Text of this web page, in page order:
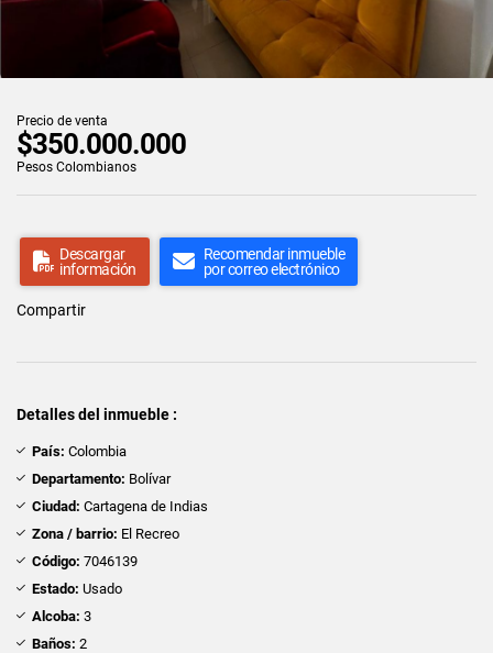
Precio de venta
$350.000.000
Pesos Colombianos
Descargar
información
Recomendar inmueble
por correo electrónico
Compartir
Detalles del inmueble :
País: Colombia
Departamento: Bolívar
Ciudad: Cartagena de Indias
Zona / barrio: El Recreo
Código: 7046139
Estado: Usado
Alcoba: 3
Baños: 2